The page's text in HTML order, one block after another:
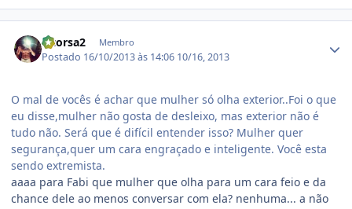
vitorsa2 Membro
Postado 16/10/2013 às 14:06 10/16, 2013
O mal de vocês é achar que mulher só olha exterior..Foi o que
eu disse,mulher não gosta de desleixo, mas exterior não é
tudo não. Será que é difícil entender isso? Mulher quer
segurança,quer um cara engraçado e inteligente. Você esta
sendo extremista.
aaaa para Fabi que mulher que olha para um cara feio e da
chance dele ao menos conversar com ela? nenhuma... a não